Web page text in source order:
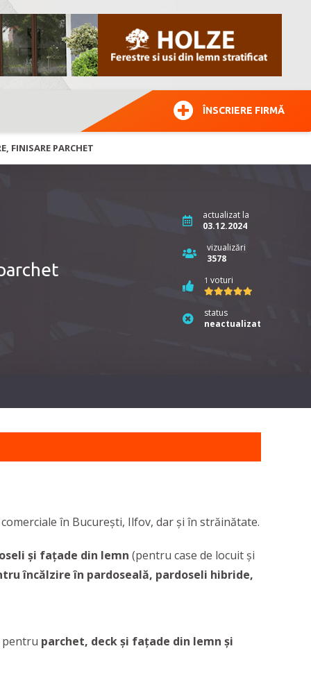
ÎNSCRIERE FIRMĂ
FINISARE PARCHET
actualizat la
03.12.2024
vizualizări
3578
1 voturi
status
neactualizat
în București, Ilfov, dar și în străinătate.
și fațade din lemn (pentru case de locuit și
încălzire în pardoseală, pardoseli hibride,
pentru parchet, deck și fațade din lemn și